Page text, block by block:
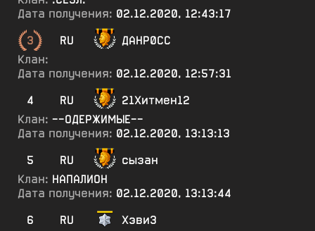
Дата получения: 02.12.2020, 12:43:17
3
RU
ДАНР0СС
Клан:
Дата получения: 02.12.2020, 12:57:31
4
RU
21Хитмен12
Клан: --ОДЕРЖИМЫЕ--
Дата получения: 02.12.2020, 13:13:13
5
RU
сызан
Клан: НАПАЛИОН
Дата получения: 02.12.2020, 13:13:44
6
RU
ХэвиЗ